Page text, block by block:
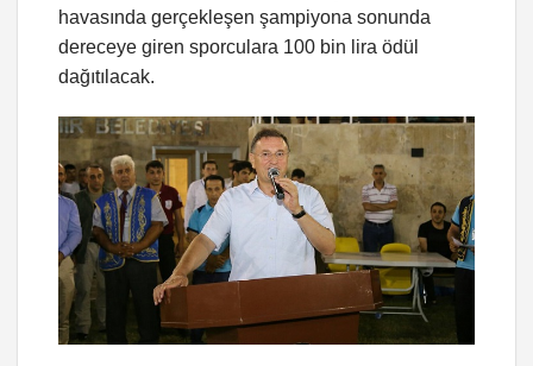
havasında gerçekleşen şampiyona sonunda
dereceye giren sporculara 100 bin lira ödül
dağıtılacak.